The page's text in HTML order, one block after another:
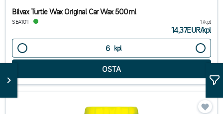
Bilvax Turtle Wax Original Car Wax 500ml
SEA101 1/kpl
14,37EUR/kpl
kpl